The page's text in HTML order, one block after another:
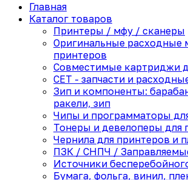
Главная
Каталог товаров
Принтеры / мфу / сканеры
Оригинальные расходные
принтеров
Совместимые картриджи
CET - запчасти и
Зип и компоненты:
ракели, зип
Чипы и программаторы
Тонеры и девелоперы для
Чернила для принтеров и
ПЗК / СНПЧ /
Источники
Бумага, фольга, винил,